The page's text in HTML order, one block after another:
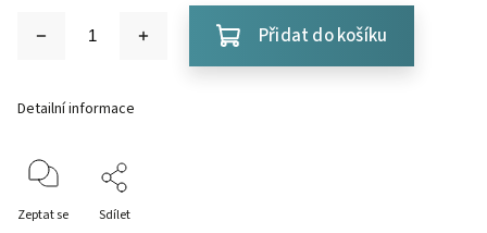
Přidat do košíku
Detailní informace
Zeptat se Sdílet